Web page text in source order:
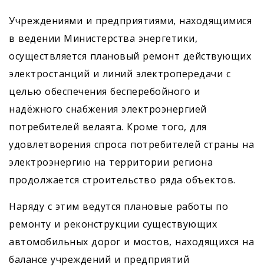
Учреждениями и предприятиями, находящимися
в ведении Министерства энергетики,
осуществляется плановый ремонт действующих
электростанций и линий электропередачи с
целью обеспечения бесперебойного и
надёжного снабжения электроэнергией
потребителей велаята. Кроме того, для
удовлетворения спроса потребителей страны на
электроэнергию на территории региона
продолжается строительство ряда объектов.
Наряду с этим ведутся плановые работы по
ремонту и реконструкции существующих
автомобильных дорог и мостов, находящихся на
балансе учреждений и предприятий